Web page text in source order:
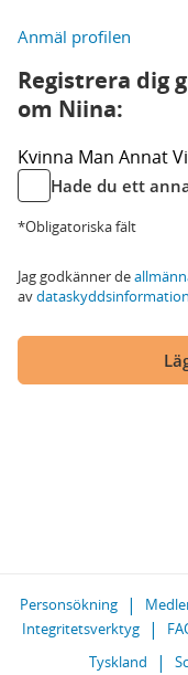
Anmäl profilen
Registrera dig
om Niina:
Kvinna Man Annat
Hade du ett
*Obligatoriska fält
Jag godkänner de
av
Personsökning
Integritetsverktyg
Tyskland